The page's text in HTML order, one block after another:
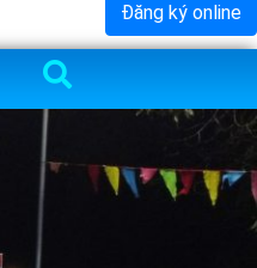
Đăng ký online